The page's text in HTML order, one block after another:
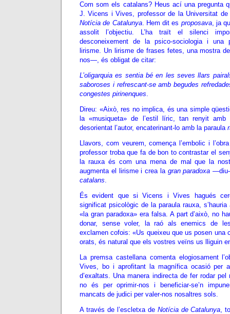
Com som els catalans? Heus ací una pregunta
J. Vicens i Vives, professor de la Universitat
Notícia de Catalunya. Hem dit es proposava, ja
assolit l’objectiu. L’ha traït el silenci
desconeixement de la psico-sociologia i una
lirisme. Un lirisme de frases fetes, una mostra
nos—, és obligat de citar:
L’oligarquia es sentia bé en les seves llars
saboroses i refrescant-se amb begudes
congestes pirinenques.
Direu: «Això, res no implica, és una simple
la «musiqueta» de l’estil líric, tan renyit amb
desorientat l’autor, encaterinant-lo amb la paraula
Llavors, com veurem, comença l’embolic i
professor troba que fa de bon to contrastar el
la rauxa és com una mena de mal que la
augmenta el lirisme i crea la gran paradoxa
catalans.
És evident que si Vicens i Vives hagués
significat psicològic de la paraula rauxa,
«la gran paradoxa» era falsa. A part d’això, no
donar, sense voler, la raó als enemics de
exclamen cofois: «Us queixeu que us posen una
orats, és natural que els vostres veïns us lliguin
La premsa castellana comenta elogiosament
Vives, bo i aprofitant la magnífica ocasió per
d’exaltats. Una manera indirecta de fer rodar
no és per oprimir-nos i beneficiar-se’n
mancats de judici per valer-nos nosaltres sols.
A través de l’escletxa de Notícia de Catalunya,